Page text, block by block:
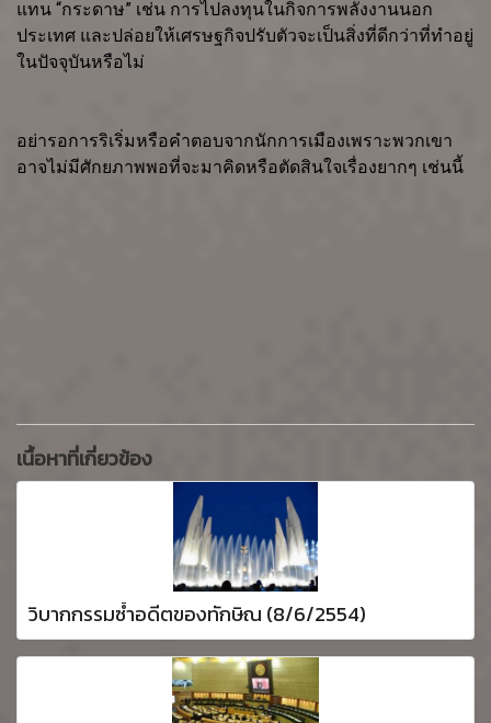
แทน “กระดาษ” เช่น การไปลงทุนในกิจการพลังงานนอก
ประเทศ และปล่อยให้เศรษฐกิจปรับตัวจะเป็นสิ่งที่ดีกว่าที่ทำอยู่
ในปัจจุบันหรือไม่
อย่ารอการริเริ่มหรือคำตอบจากนักการเมืองเพราะพวกเขา
อาจไม่มีศักยภาพพอที่จะมาคิดหรือตัดสินใจเรื่องยากๆ เช่นนี้
เนื้อหาที่เกี่ยวข้อง
วิบากกรรมซ้ำอดีตของทักษิณ (8/6/2554)